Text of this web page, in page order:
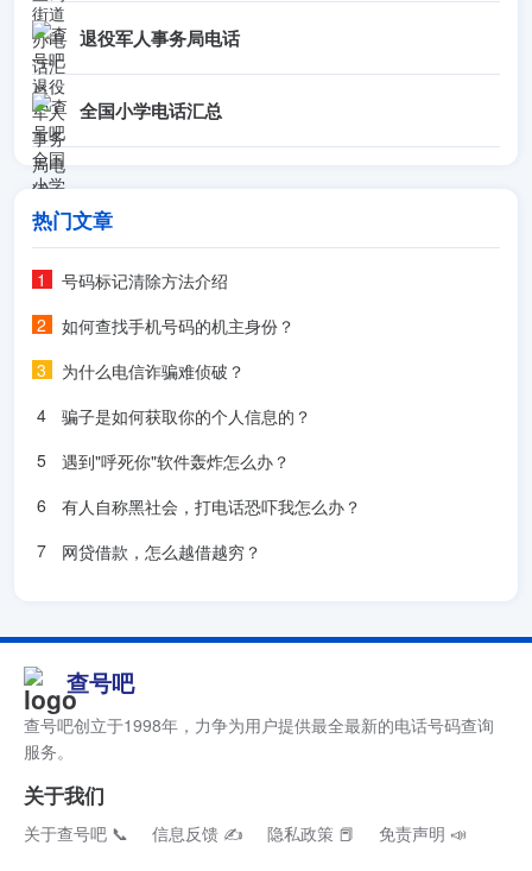
退役军人事务局电话
全国小学电话汇总
热门文章
号码标记清除方法介绍
如何查找手机号码的机主身份？
为什么电信诈骗难侦破？
骗子是如何获取你的个人信息的？
遇到"呼死你"软件轰炸怎么办？
有人自称黑社会，打电话恐吓我怎么办？
网贷借款，怎么越借越穷？
查号吧
查号吧创立于1998年，力争为用户提供最全最新的电话号码查询
服务。
关于我们
关于查号吧 📞 信息反馈 ✍ 隐私政策 📕 免责声明 📣